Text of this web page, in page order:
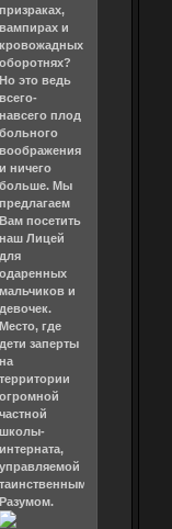
призраках,
вампирах и
кровожадных
оборотнях?
Но это ведь
всего-
навсего плод
больного
воображения
и ничего
больше. Мы
предлагаем
Вам посетить
наш Лицей
для
одаренных
мальчиков и
девочек.
Место, где
дети заперты
на
территории
огромной
частной
школы-
интерната,
управляемой
таинственным
Разумом.